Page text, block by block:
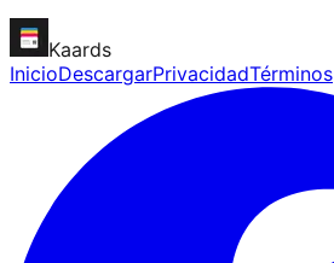
Kaards
InicioDescargarPrivacidadTérminos